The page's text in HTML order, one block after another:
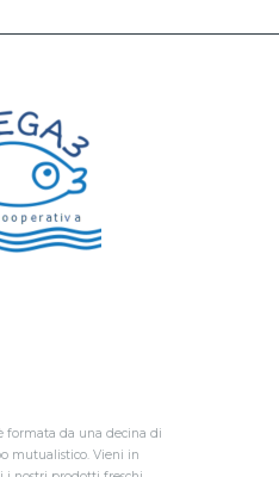
formata da una decina di
mutualistico. Vieni in